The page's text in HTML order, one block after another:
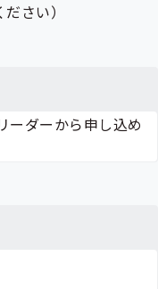
さい）
ーダーから申し込め